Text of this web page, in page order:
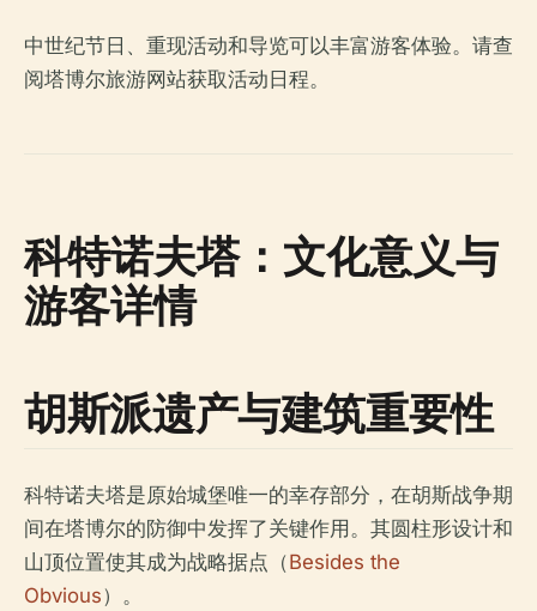
中世纪节日、重现活动和导览可以丰富游客体验。请查
阅塔博尔旅游网站获取活动日程。
科特诺夫塔：文化意义与
游客详情
胡斯派遗产与建筑重要性
科特诺夫塔是原始城堡唯一的幸存部分，在胡斯战争期
间在塔博尔的防御中发挥了关键作用。其圆柱形设计和
山顶位置使其成为战略据点（Besides the
Obvious）。